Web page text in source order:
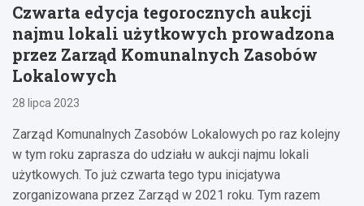
Czwarta edycja tegorocznych aukcji
najmu lokali użytkowych prowadzona
przez Zarząd Komunalnych Zasobów
Lokalowych
28 lipca 2023
Zarząd Komunalnych Zasobów Lokalowych po raz kolejny
w tym roku zaprasza do udziału w aukcji najmu lokali
użytkowych. To już czwarta tego typu inicjatywa
zorganizowana przez Zarząd w 2021 roku. Tym razem